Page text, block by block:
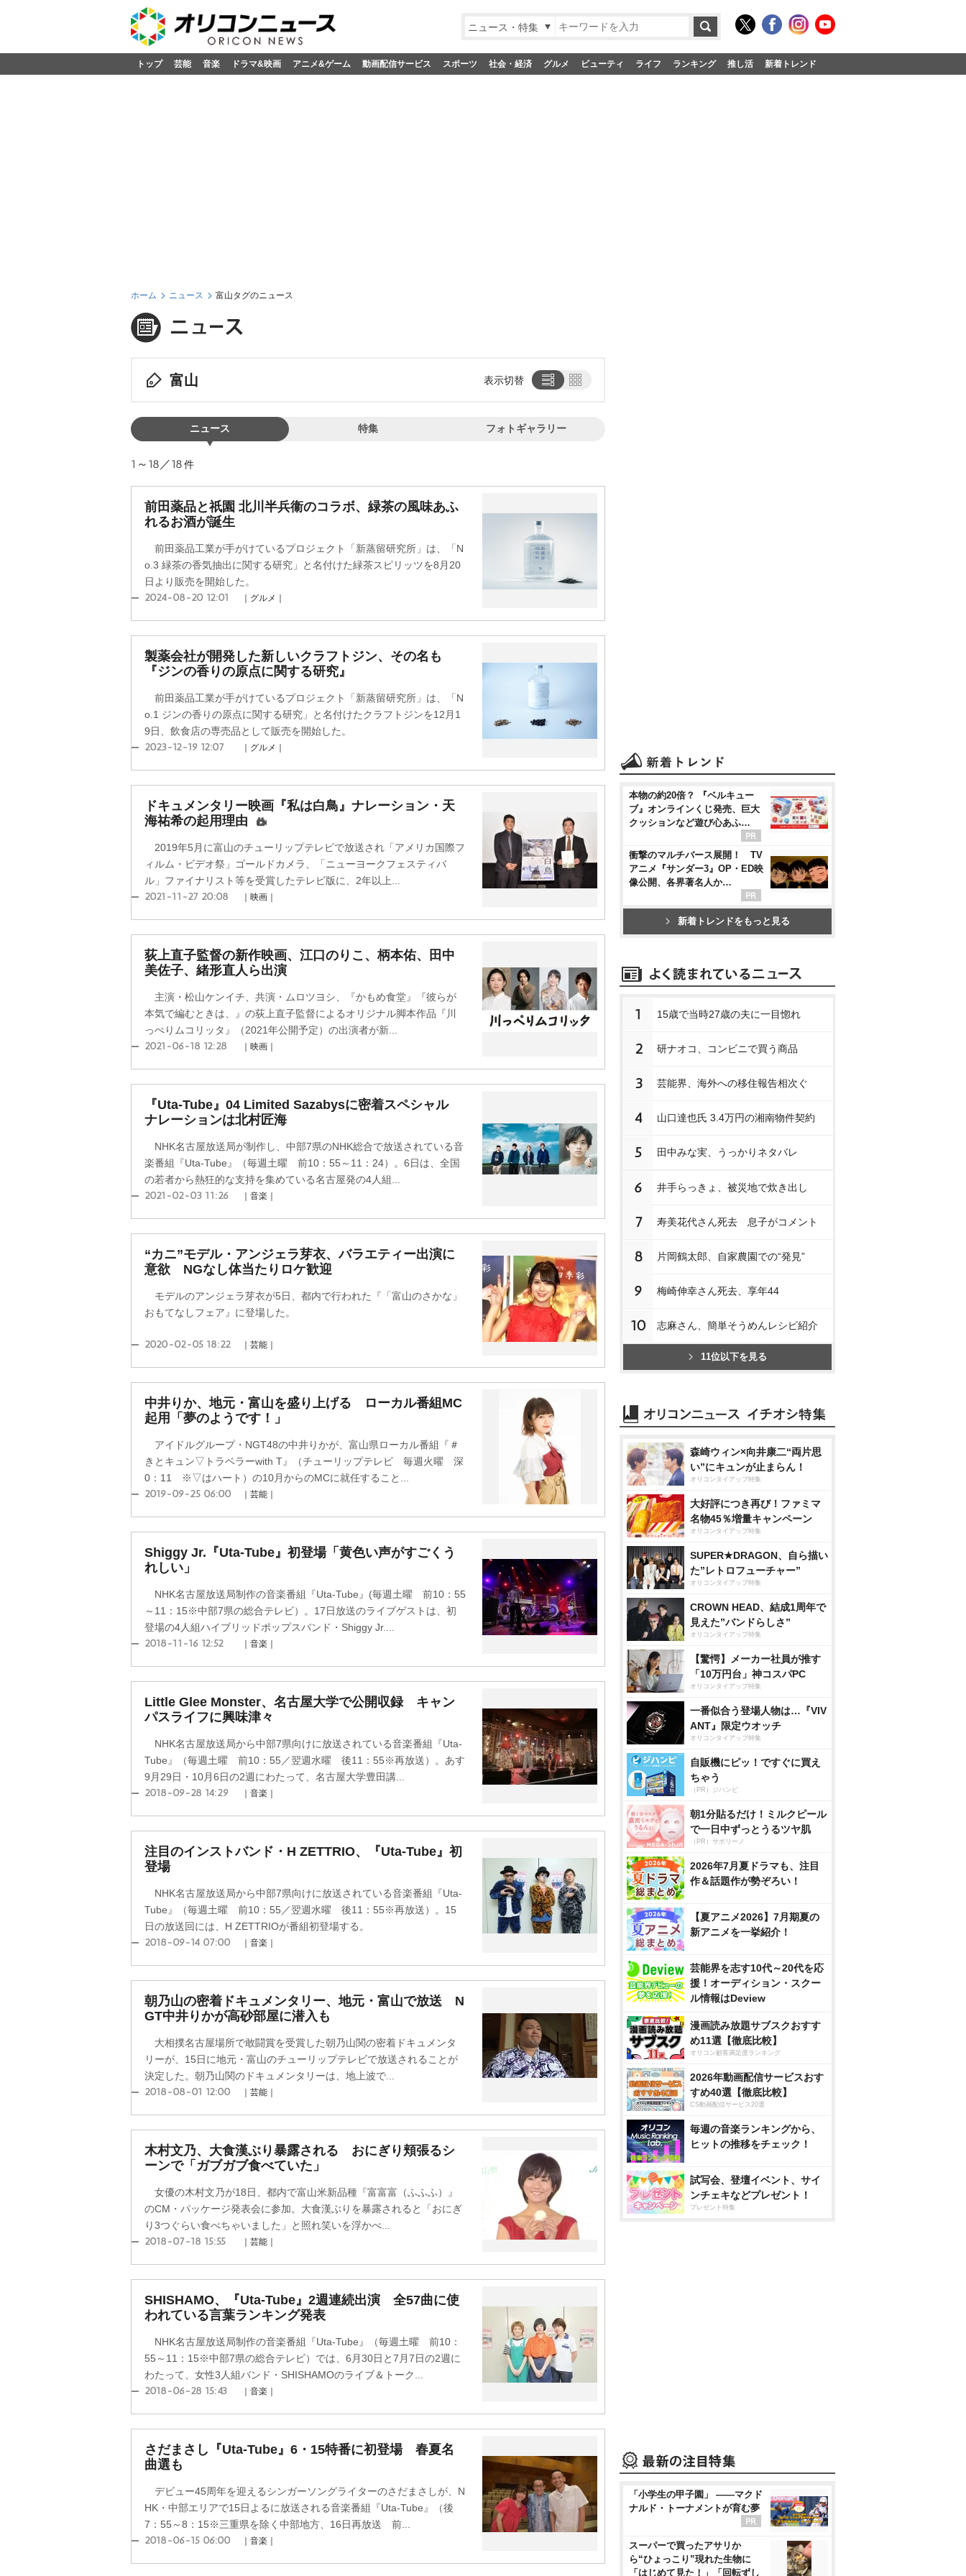
ニュース・特集
トップ 芸能 音楽 ドラマ&映画 アニメ&ゲーム 動画配信サービス スポーツ 社会・経済 グルメ ビューティ ライフ ランキング 推し活 新着トレンド
ホーム ニュース 富山タグのニュース
富山 表示切替
ニュース 特集 フォトギャラリー
1～18／18件
前田薬品と祇園 北川半兵衞のコラボ、緑茶の風味あふ
れるお酒が誕生
前田薬品工業が手がけているプロジェクト「新蒸留研究所」は、「N
o.3 緑茶の香気抽出に関する研究」と名付けた緑茶スピリッツを8月20
日より販売を開始した。
2024-08-20 12:01 ｜グルメ｜
製薬会社が開発した新しいクラフトジン、その名も
『ジンの香りの原点に関する研究』
前田薬品工業が手がけているプロジェクト「新蒸留研究所」は、「N
o.1 ジンの香りの原点に関する研究」と名付けたクラフトジンを12月1
9日、飲食店の専売品として販売を開始した。
2023-12-19 12:07 ｜グルメ｜
ドキュメンタリー映画『私は白鳥』ナレーション・天
海祐希の起用理由
2019年5月に富山のチューリップテレビで放送され「アメリカ国際フ
ィルム・ビデオ祭」ゴールドカメラ、「ニューヨークフェスティバ
ル」ファイナリスト等を受賞したテレビ版に、2年以上...
2021-11-27 20:08 ｜映画｜
荻上直子監督の新作映画、江口のりこ、柄本佑、田中
美佐子、緒形直人ら出演
主演・松山ケンイチ、共演・ムロツヨシ、『かもめ食堂』『彼らが
本気で編むときは、』の荻上直子監督によるオリジナル脚本作品『川
っぺりムコリッタ』（2021年公開予定）の出演者が新...
2021-06-18 12:28 ｜映画｜
『Uta-Tube』04 Limited Sazabysに密着スペシャル
ナレーションは北村匠海
NHK名古屋放送局が制作し、中部7県のNHK総合で放送されている音
楽番組『Uta-Tube』（毎週土曜 前10：55～11：24）。6日は、全国
の若者から熱狂的な支持を集めている名古屋発の4人組...
2021-02-03 11:26 ｜音楽｜
“カニ”モデル・アンジェラ芽衣、バラエティー出演に
意欲 NGなし体当たりロケ歓迎
モデルのアンジェラ芽衣が5日、都内で行われた『「富山のさかな」
おもてなしフェア』に登場した。
2020-02-05 18:22 ｜芸能｜
中井りか、地元・富山を盛り上げる ローカル番組MC
起用「夢のようです！」
アイドルグループ・NGT48の中井りかが、富山県ローカル番組『＃
きとキュン▽トラベラーwith T』（チューリップテレビ 毎週火曜 深
0：11 ※▽はハート）の10月からのMCに就任すること...
2019-09-25 06:00 ｜芸能｜
Shiggy Jr.『Uta-Tube』初登場「黄色い声がすごくう
れしい」
NHK名古屋放送局制作の音楽番組『Uta-Tube』(毎週土曜 前10：55
～11：15※中部7県の総合テレビ）。17日放送のライブゲストは、初
登場の4人組ハイブリッドポップスバンド・Shiggy Jr....
2018-11-16 12:52 ｜音楽｜
Little Glee Monster、名古屋大学で公開収録 キャン
パスライフに興味津々
NHK名古屋放送局から中部7県向けに放送されている音楽番組『Uta-
Tube』（毎週土曜 前10：55／翌週水曜 後11：55※再放送）。あす
9月29日・10月6日の2週にわたって、名古屋大学豊田講...
2018-09-28 14:29 ｜音楽｜
注目のインストバンド・H ZETTRIO、『Uta-Tube』初
登場
NHK名古屋放送局から中部7県向けに放送されている音楽番組『Uta-
Tube』（毎週土曜 前10：55／翌週水曜 後11：55※再放送）。15
日の放送回には、H ZETTRIOが番組初登場する。
2018-09-14 07:00 ｜音楽｜
朝乃山の密着ドキュメンタリー、地元・富山で放送 N
GT中井りかが高砂部屋に潜入も
大相撲名古屋場所で敢闘賞を受賞した朝乃山関の密着ドキュメンタ
リーが、15日に地元・富山のチューリップテレビで放送されることが
決定した。朝乃山関のドキュメンタリーは、地上波で...
2018-08-01 12:00 ｜芸能｜
木村文乃、大食漢ぶり暴露される おにぎり頬張るシ
ーンで「ガブガブ食べていた」
女優の木村文乃が18日、都内で富山米新品種『富富富（ふふふ）』
のCM・パッケージ発表会に参加。大食漢ぶりを暴露されると「おにぎ
り3つぐらい食べちゃいました」と照れ笑いを浮かべ...
2018-07-18 15:55 ｜芸能｜
SHISHAMO、『Uta-Tube』2週連続出演 全57曲に使
われている言葉ランキング発表
NHK名古屋放送局制作の音楽番組『Uta-Tube』（毎週土曜 前10：
55～11：15※中部7県の総合テレビ）では、6月30日と7月7日の2週に
わたって、女性3人組バンド・SHISHAMOのライブ＆トーク...
2018-06-28 15:43 ｜音楽｜
さだまさし『Uta-Tube』6・15特番に初登場 春夏名
曲選も
デビュー45周年を迎えるシンガーソングライターのさだまさしが、N
HK・中部エリアで15日よるに放送される音楽番組『Uta-Tube』（後
7：55～8：15※三重県を除く中部地方、16日再放送 前...
2018-06-15 06:00 ｜音楽｜
本物の約20倍？ 『ベルキュー
ブ』オンラインくじ発売、巨大
クッションなど遊び心あふ…
衝撃のマルチバース展開！ TV
アニメ『サンダー3』OP・ED映
像公開、各界著名人か…
新着トレンドをもっと見る
1 15歳で当時27歳の夫に一目惚れ
2 研ナオコ、コンビニで買う商品
3 芸能界、海外への移住報告相次ぐ
4 山口達也氏 3.4万円の湘南物件契約
5 田中みな実、うっかりネタバレ
6 井手らっきょ、被災地で炊き出し
7 寿美花代さん死去 息子がコメント
8 片岡鶴太郎、自家農園での“発見”
9 梅崎伸幸さん死去、享年44
10 志麻さん、簡単そうめんレシピ紹介
11位以下を見る
森崎ウィン×向井康二“両片思
い”にキュンが止まらん！
オリコンタイアップ特集
大好評につき再び！ファミマ
名物45％増量キャンペーン
オリコンタイアップ特集
SUPER★DRAGON、自ら描い
た”レトロフューチャー”
オリコンタイアップ特集
CROWN HEAD、結成1周年で
見えた”バンドらしさ”
オリコンタイアップ特集
【驚愕】メーカー社員が推す
「10万円台」神コスパPC
オリコンタイアップ特集
一番似合う登場人物は…『VIV
ANT』限定ウオッチ
オリコンタイアップ特集
自販機にピッ！ですぐに買え
ちゃう
（PR）ジハンピ
朝1分貼るだけ！ミルクピール
で一日中ずっとうるツヤ肌
（PR）サボリーノ
2026年7月夏ドラマも、注目
作＆話題作が勢ぞろい！
【夏アニメ2026】7月期夏の
新アニメを一挙紹介！
芸能界を志す10代～20代を応
援！オーディション・スクー
ル情報はDeview
漫画読み放題サブスクおすす
め11選【徹底比較】
オリコン顧客満足度ランキング
2026年動画配信サービスおす
すめ40選【徹底比較】
CS動画配信サービス20選
毎週の音楽ランキングから、
ヒットの推移をチェック！
試写会、登壇イベント、サイ
ンチェキなどプレゼント！
プレゼント特集
「小学生の甲子園」 ――マクド
ナルド・トーナメントが育む夢
スーパーで買ったアサリか
ら“ひょっこり”現れた生物に
「はじめて見た！」「回転ずし